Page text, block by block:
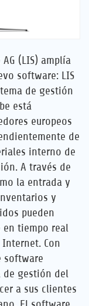
(LIS) amplía
software: LIS
de gestión
está
europeos
de
interno de
A través de
la entrada y
y
pueden
tiempo real
Con
software
de gestión del
a sus clientes